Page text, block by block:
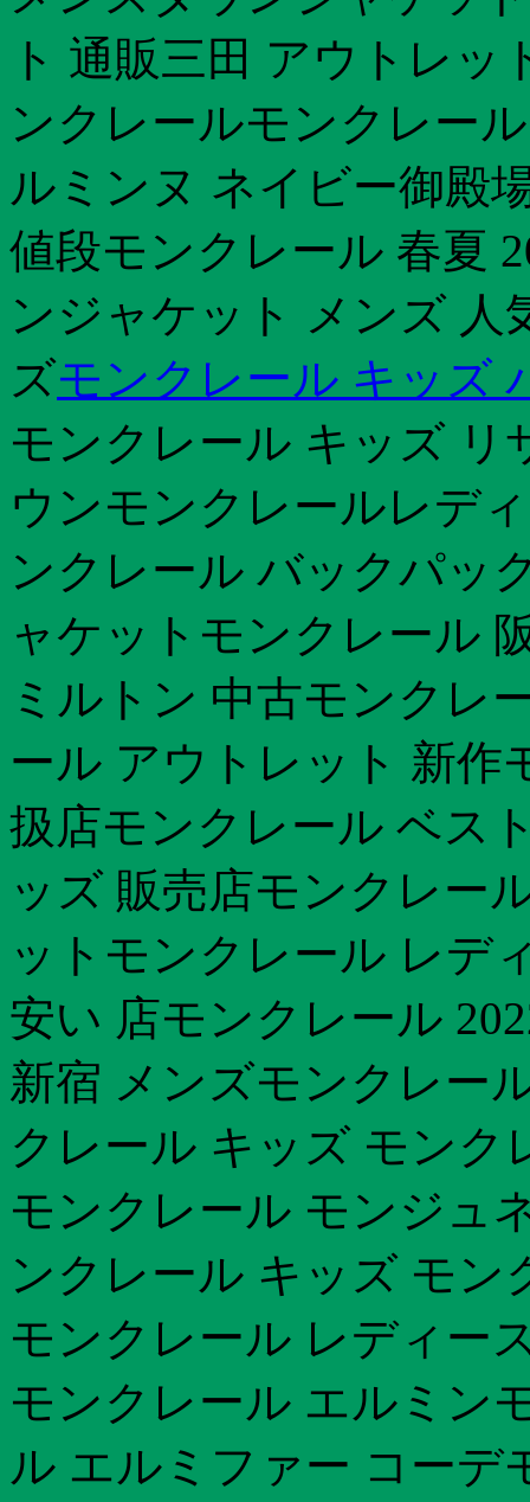
ト 通販三田 アウトレ
ンクレールモンクレー
ルミンヌ ネイビー御殿
値段モンクレール 春夏
ンジャケット メンズ 人
ズモンクレール キッズ
モンクレール キッズ リ
ウンモンクレールレデ
ンクレール バックパッ
ャケットモンクレール
ミルトン 中古モンクレ
ール アウトレット 新作
扱店モンクレール ベス
ッズ 販売店モンクレー
ットモンクレール レデ
安い 店モンクレール
新宿 メンズモンクレー
クレール キッズ モンク
モンクレール モンジュ
ンクレール キッズ モン
モンクレール レディー
モンクレール エルミン
ル エルミファー コーデ